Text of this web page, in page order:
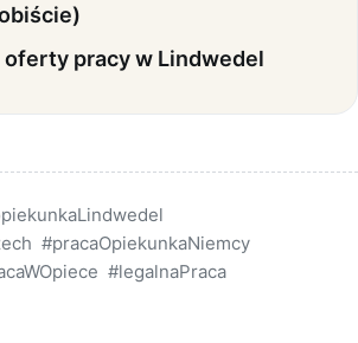
pracy w Lindwedel
#pracaOpiekunkaNiemcy
#legalnaPraca